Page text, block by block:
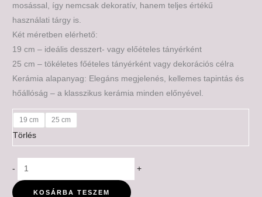
mosással, így nemcsak dekoratív, hanem teljes értékű
használati tárgy is.
Két méretben elérhető:
19 cm – ideális desszert- vagy előételes tányérként
25 cm – tökéletes főételes tányérként vagy dekorációs célra
Kerámia alapanyag: Elegáns megjelenés, kellemes tapintás és
hőállóság – a klasszikus kerámia minden előnyével.
19 cm 25 cm
Törlés
- +
KOSÁRBA TESZEM